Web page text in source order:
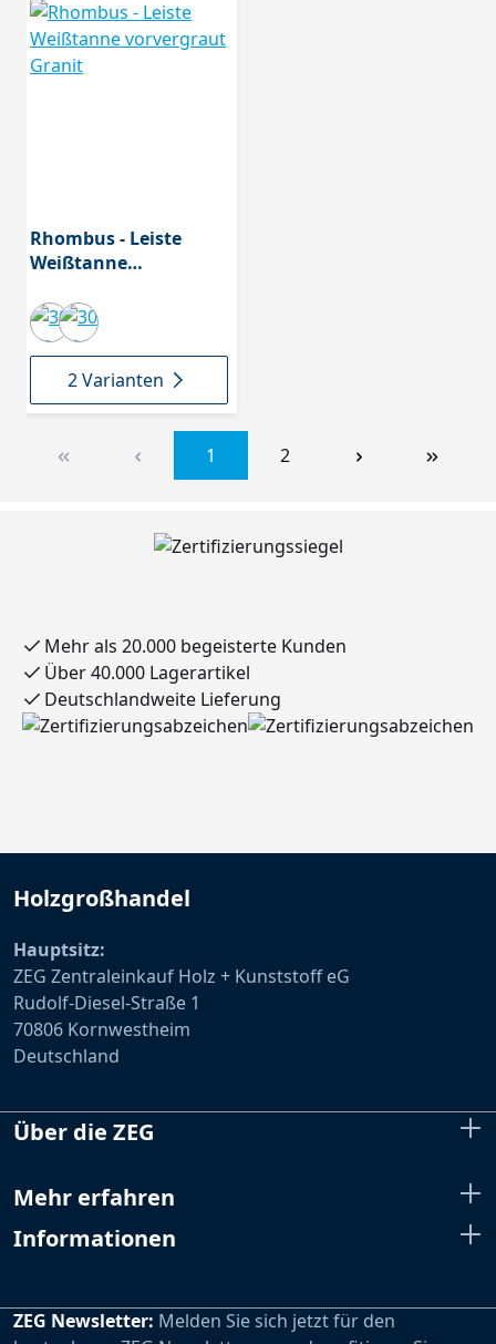
Rhombus - Leiste
Weißtanne
2 Varianten
1 2
Mehr als 20.000 begeisterte Kunden
Über 40.000 Lagerartikel
Deutschlandweite Lieferung
Holzgroßhandel
Hauptsitz:
ZEG Zentraleinkauf Holz + Kunststoff eG
Rudolf-Diesel-Straße 1
70806 Kornwestheim
Deutschland
Über die ZEG
Mehr erfahren
Informationen
ZEG Newsletter: Melden Sie sich jetzt für den